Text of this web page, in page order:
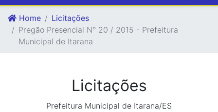
Home
Licitações
Pregão Presencial N° 20 / 2015 - Prefeitura
Municipal de Itarana
Licitações
Prefeitura Municipal de Itarana/ES